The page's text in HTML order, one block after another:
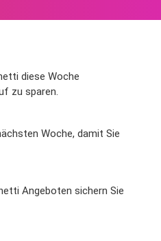
diese Woche
zu sparen.
Woche, damit Sie
Angeboten sichern Sie